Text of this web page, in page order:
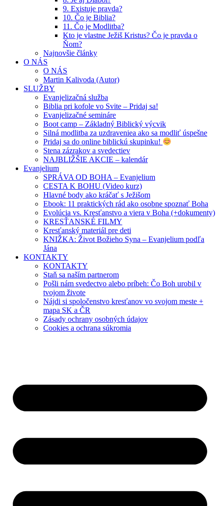
9. Existuje pravda?
10. Čo je Biblia?
11. Čo je Modlitba?
Kto je vlastne Ježiš Kristus? Čo je pravda o
Ňom?
Najnovšie články
O NÁS
O NÁS
Martin Kalivoda (Autor)
SLUŽBY
Evanjelizačná služba
Biblia pri kofole vo Svite – Pridaj sa!
Evanjelizačné semináre
Boot camp – Základný Biblický výcvik
Silná modlitba za uzdraveniea ako sa modliť úspešne
Pridaj sa do online biblickú skupinku!
Stena zázrakov a svedectiev
NAJBLIŽŠIE AKCIE – kalendár
Evanjelium
SPRÁVA OD BOHA – Evanjelium
CESTA K BOHU (Video kurz)
Hlavné body ako kráčať s Ježišom
Ebook: 11 praktických rád ako osobne spoznať Boha
Evolúcia vs. Kresťanstvo a viera v Boha (+dokumenty)
KRESŤANSKÉ FILMY
Kresťanský materiál pre deti
KNIŽKA: Život Božieho Syna – Evanjelium podľa
Jána
KONTAKTY
KONTAKTY
Staň sa naším partnerom
Pošli nám svedectvo alebo príbeh: Čo Boh urobil v
tvojom živote
Nájdi si spoločenstvo kresťanov vo svojom meste +
mapa SK a ČR
Zásady ochrany osobných údajov
Cookies a ochrana súkromia